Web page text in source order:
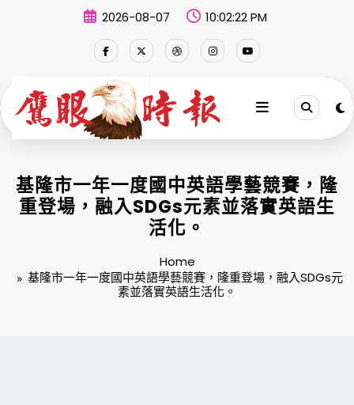
2026-08-07 10:02:23 PM
基隆市一年一度國中英語學藝競賽，隆
重登場，融入SDGs元素並落實英語生
活化。
Home
基隆市一年一度國中英語學藝競賽，隆重登場，融入SDGs元
素並落實英語生活化。